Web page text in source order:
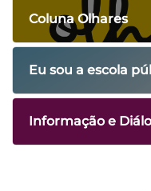
Coluna Olhares
Eu sou a escola
Informação e